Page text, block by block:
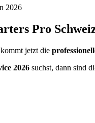
2026
Pro
jetzt die
2026 suchst, dann sind